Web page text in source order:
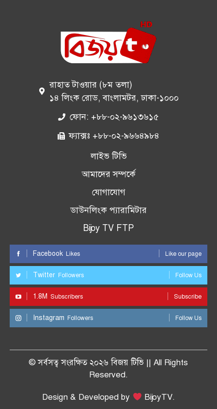
রাহাত টাওয়ার (৮ম তলা)
১৪ লিংক রোড, বাংলামটর, ঢাকা-১০০০
ফোন: +৮৮-০২-৯৬১৩৬১৫
ফ্যাক্সঃ +৮৮-০২-৯৬৬৪৯৮৪
লাইভ টিভি
আমাদের সম্পর্কে
যোগাযোগ
ডাউনলিংক প্যারামিটার
Bijoy TV FTP
Facebook Likes Like our page
Twitter Followers Follow Us
1.8M Subscribers Subscribe
Instagram Followers Follow Us
© সর্বসত্ব সংরক্ষিত ২০২৬ বিজয় টিভি || All Rights
Reserved.
Design & Developed by BijoyTV.